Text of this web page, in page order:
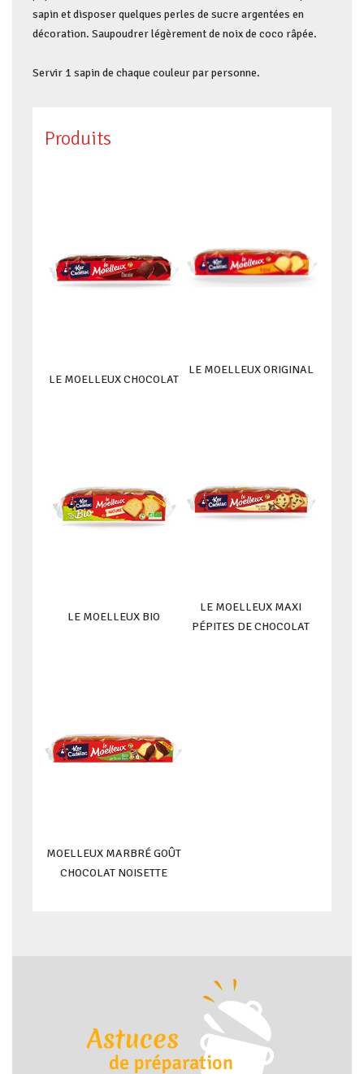
sapin et disposer quelques perles de sucre argentées en
décoration. Saupoudrer légèrement de noix de coco râpée.
Servir 1 sapin de chaque couleur par personne.
Produits
LE MOELLEUX CHOCOLAT
LE MOELLEUX ORIGINAL
LE MOELLEUX BIO
LE MOELLEUX MAXI
PÉPITES DE CHOCOLAT
MOELLEUX MARBRÉ GOÛT
CHOCOLAT NOISETTE